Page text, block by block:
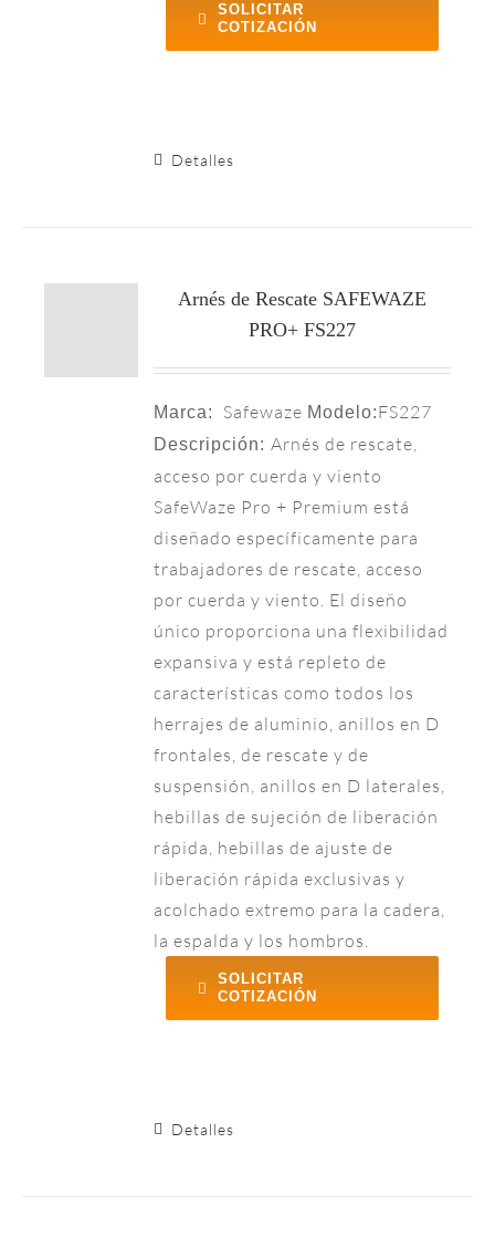
SOLICITAR
COTIZACIÓN
Detalles
Arnés de Rescate SAFEWAZE
PRO+ FS227
Marca: Safewaze Modelo:FS227
Descripción:Arnés de rescate,
acceso por cuerda y viento
SafeWaze Pro + Premium está
diseñado específicamente para
trabajadores de rescate, acceso
por cuerda y viento. El diseño
único proporciona una flexibilidad
expansiva y está repleto de
características como todos los
herrajes de aluminio, anillos en D
frontales, de rescate y de
suspensión, anillos en D laterales,
hebillas de sujeción de liberación
rápida, hebillas de ajuste de
liberación rápida exclusivas y
acolchado extremo para la cadera,
la espalda y los hombros.
SOLICITAR
COTIZACIÓN
Detalles